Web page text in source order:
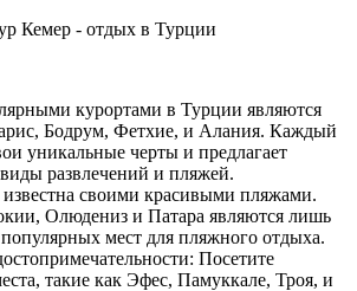
курортами в Турции являются
Бодрум, Фетхие, и Алания. Каждый
уникальные черты и предлагает
развлечений и пляжей.
своими красивыми пляжами.
Олюдениз и Патара являются лишь
мест для пляжного отдыха.
Посетите
такие как Эфес, Памуккале, Троя, и